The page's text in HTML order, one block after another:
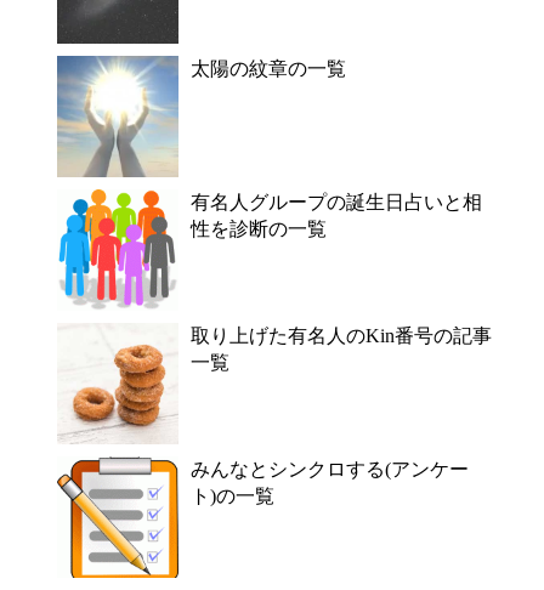
太陽の紋章の一覧
有名人グループの誕生日占いと相
性を診断の一覧
取り上げた有名人のKin番号の記事
一覧
みんなとシンクロする(アンケー
ト)の一覧